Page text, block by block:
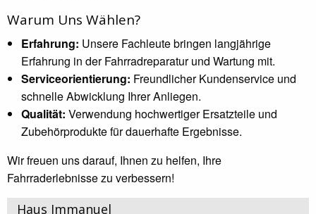
Warum Uns Wählen?
Erfahrung: Unsere Fachleute bringen langjährige
Erfahrung in der Fahrradreparatur und Wartung mit.
Serviceorientierung: Freundlicher Kundenservice und
schnelle Abwicklung Ihrer Anliegen.
Qualität: Verwendung hochwertiger Ersatzteile und
Zubehörprodukte für dauerhafte Ergebnisse.
Wir freuen uns darauf, Ihnen zu helfen, Ihre
Fahrraderlebnisse zu verbessern!
Haus Immanuel